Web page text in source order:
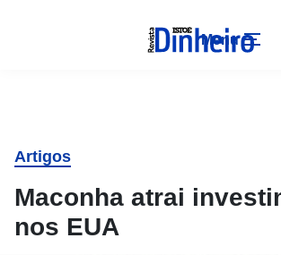
Menu
Artigos
Maconha atrai
nos EUA